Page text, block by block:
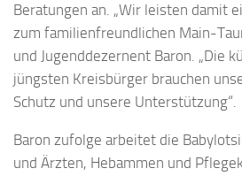
Beratungen an. „Wir leisten damit
zum familienfreundlichen Main-
und Jugenddezernent Baron. „Die
jüngsten Kreisbürger brauchen
Schutz und unsere Unterstützung“.
Baron zufolge arbeitet die
und Ärzten, Hebammen und